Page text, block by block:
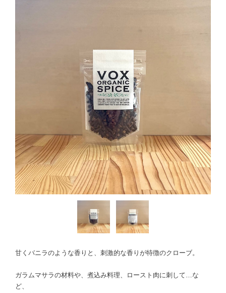
甘くバニラのような香りと、刺激的な香りが特徴のクローブ。
ガラムマサラの材料や、煮込み料理、ロースト肉に刺して…な
ど、